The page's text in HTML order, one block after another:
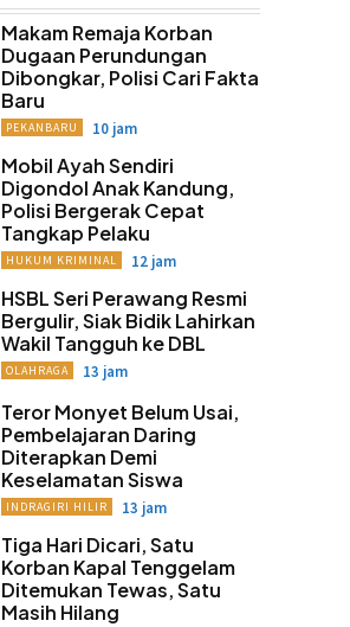
Makam Remaja Korban
Dugaan Perundungan
Dibongkar, Polisi Cari Fakta
Baru
PEKANBARU 10 jam
Mobil Ayah Sendiri
Digondol Anak Kandung,
Polisi Bergerak Cepat
Tangkap Pelaku
HUKUM KRIMINAL 12 jam
HSBL Seri Perawang Resmi
Bergulir, Siak Bidik Lahirkan
Wakil Tangguh ke DBL
OLAHRAGA 13 jam
Teror Monyet Belum Usai,
Pembelajaran Daring
Diterapkan Demi
Keselamatan Siswa
INDRAGIRI HILIR 13 jam
Tiga Hari Dicari, Satu
Korban Kapal Tenggelam
Ditemukan Tewas, Satu
Masih Hilang